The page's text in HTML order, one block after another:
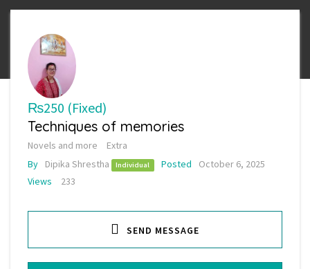
₨250 (Fixed)
Techniques of memories
Novels and more
Extra
By
Dipika Shrestha Individual Posted
October 6, 2025
Views
233
SEND MESSAGE